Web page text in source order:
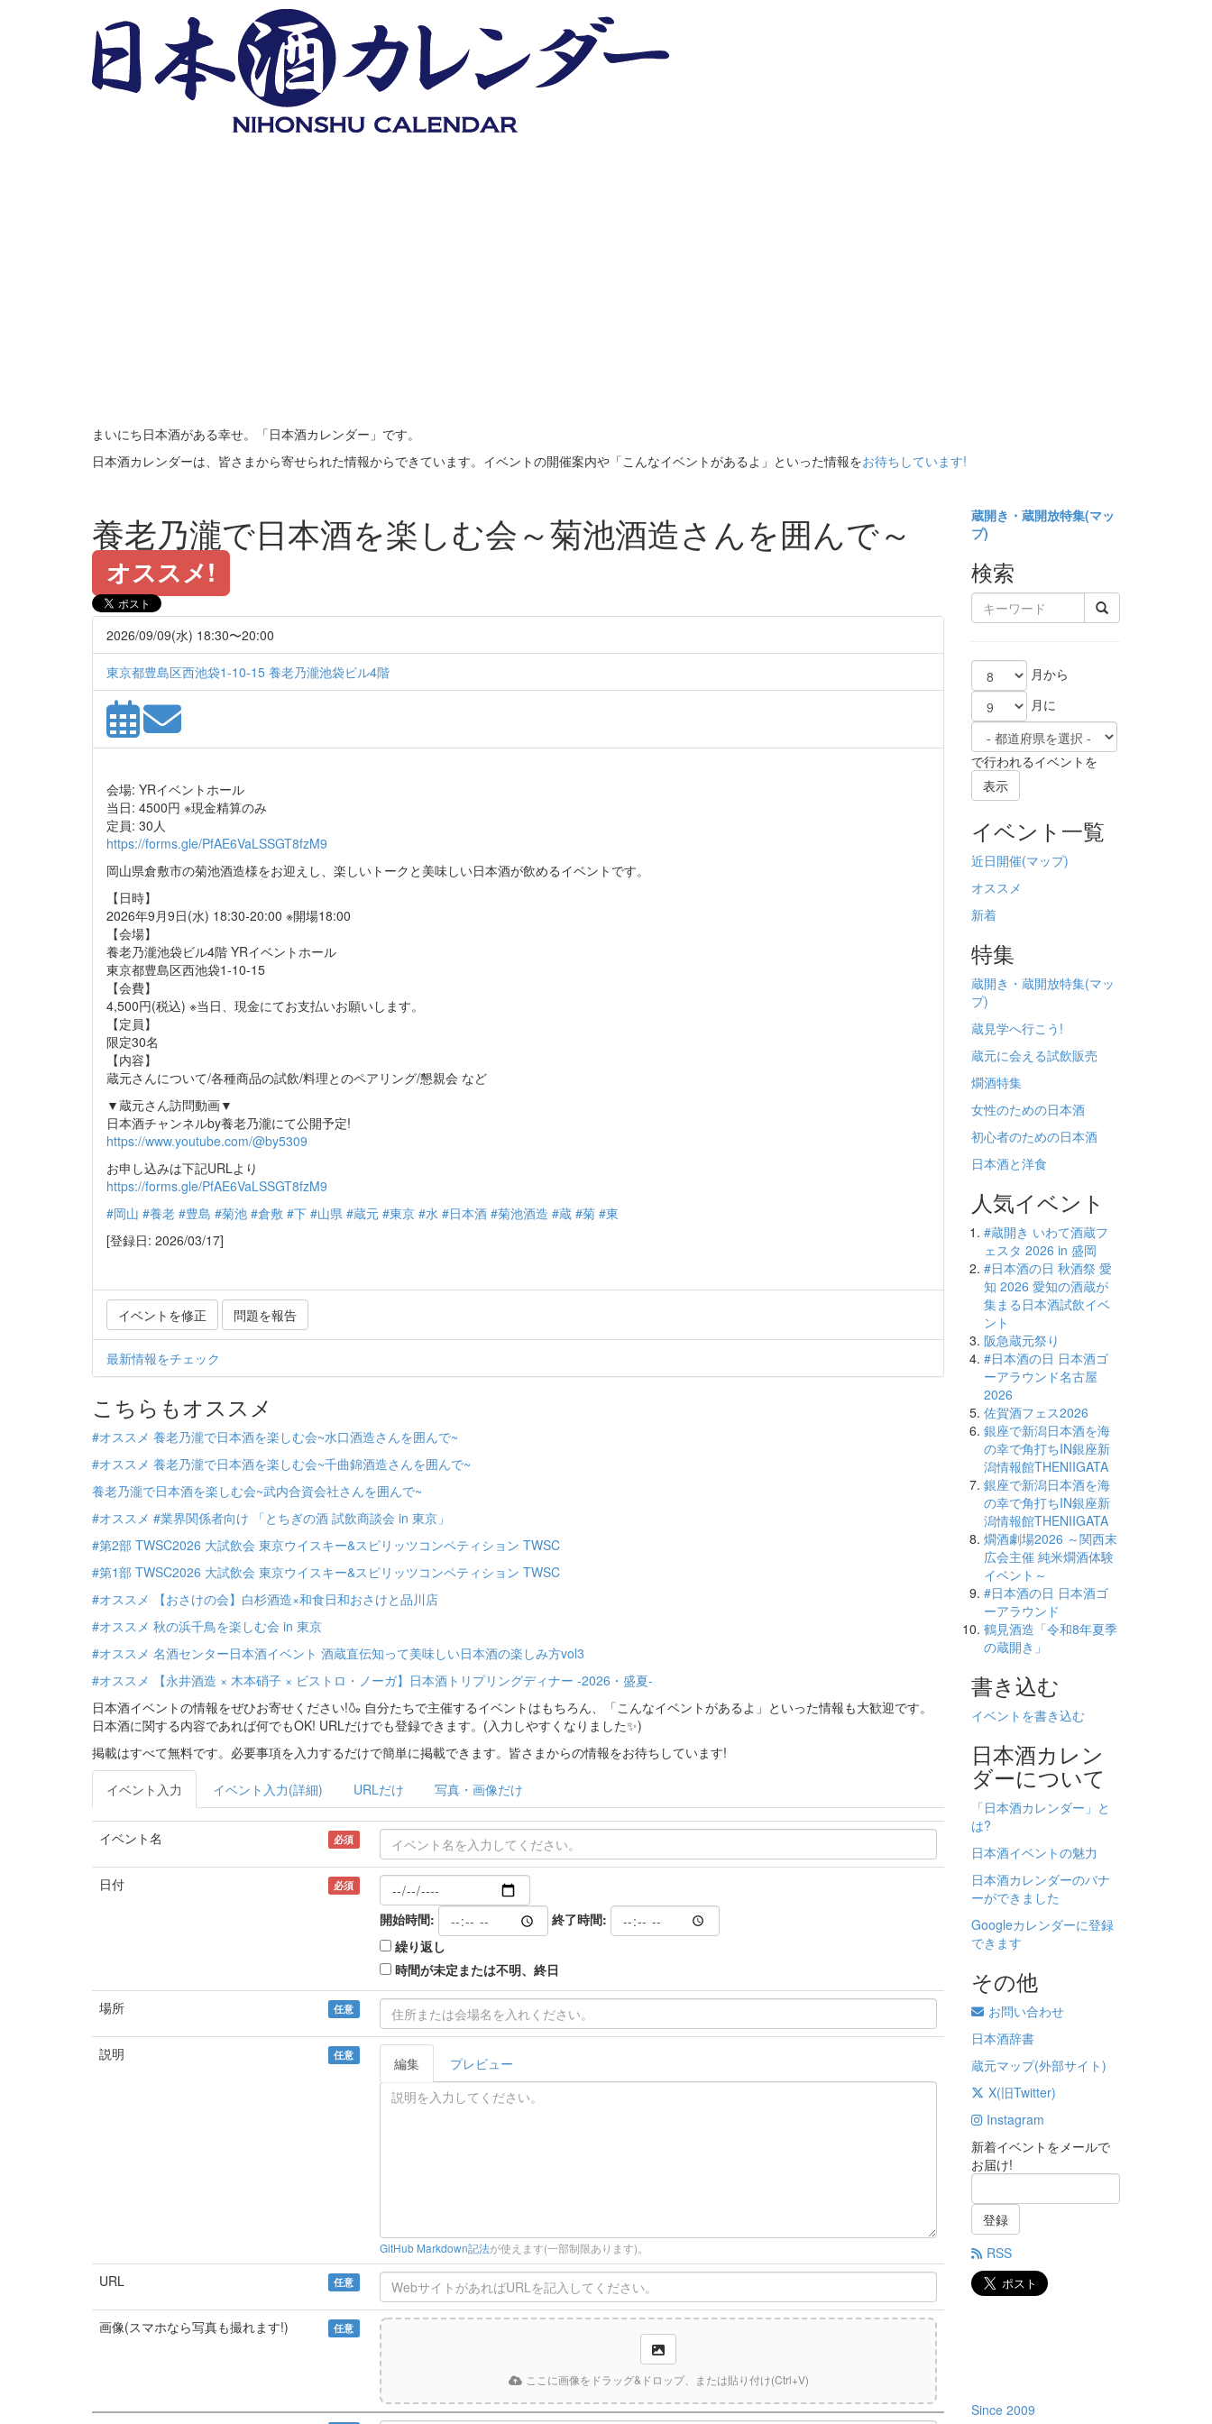
まいにち日本酒がある幸せ。「日本酒カレンダー」です。
日本酒カレンダーは、皆さまから寄せられた情報からできています。イベントの開催案内や「こんなイベントがあるよ」といった情報をお待ちしています!
養老乃瀧で日本酒を楽しむ会～菊池酒造さんを囲んで～
オススメ!
2026/09/09(水) 18:30〜20:00
東京都豊島区西池袋1-10-15 養老乃瀧池袋ビル4階
会場: YRイベントホール
当日: 4500円 ※現金精算のみ
定員: 30人
https://forms.gle/PfAE6VaLSSGT8fzM9
岡山県倉敷市の菊池酒造様をお迎えし、楽しいトークと美味しい日本酒が飲めるイベントです。
【日時】
2026年9月9日(水) 18:30-20:00 ※開場18:00
【会場】
養老乃瀧池袋ビル4階 YRイベントホール
東京都豊島区西池袋1-10-15
【会費】
4,500円(税込) ※当日、現金にてお支払いお願いします。
【定員】
限定30名
【内容】
蔵元さんについて/各種商品の試飲/料理とのペアリング/懇親会 など
▼蔵元さん訪問動画▼
日本酒チャンネルby養老乃瀧にて公開予定!
https://www.youtube.com/@by5309
お申し込みは下記URLより
https://forms.gle/PfAE6VaLSSGT8fzM9
#岡山 #養老 #豊島 #菊池 #倉敷 #下 #山県 #蔵元 #東京 #水 #日本酒 #菊池酒造 #蔵 #菊 #東
[登録日: 2026/03/17]
イベントを修正 問題を報告
最新情報をチェック
こちらもオススメ
#オススメ 養老乃瀧で日本酒を楽しむ会~水口酒造さんを囲んで~
#オススメ 養老乃瀧で日本酒を楽しむ会~千曲錦酒造さんを囲んで~
養老乃瀧で日本酒を楽しむ会~武内合資会社さんを囲んで~
#オススメ #業界関係者向け 「とちぎの酒 試飲商談会 in 東京」
#第2部 TWSC2026 大試飲会 東京ウイスキー&スピリッツコンペティション TWSC
#第1部 TWSC2026 大試飲会 東京ウイスキー&スピリッツコンペティション TWSC
#オススメ 【おさけの会】白杉酒造×和食日和おさけと品川店
#オススメ 秋の浜千鳥を楽しむ会 in 東京
#オススメ 名酒センター日本酒イベント 酒蔵直伝知って美味しい日本酒の楽しみ方vol3
#オススメ 【永井酒造 × 木本硝子 × ビストロ・ノーガ】日本酒トリプリングディナー -2026・盛夏-
日本酒イベントの情報をぜひお寄せください!🍶 自分たちで主催するイベントはもちろん、「こんなイベントがあるよ」といった情報も大歓迎です。
日本酒に関する内容であれば何でもOK! URLだけでも登録できます。(入力しやすくなりました✨)
掲載はすべて無料です。必要事項を入力するだけで簡単に掲載できます。皆さまからの情報をお待ちしています!
イベント入力 イベント入力(詳細) URLだけ 写真・画像だけ
イベント名 必須
日付 必須
開始時間:
終了時間:
繰り返し
時間が未定または不明、終日
場所 任意
説明 任意 編集 プレビュー
GitHub Markdown記法が使えます(一部制限あります)。
URL 任意
画像(スマホなら写真も撮れます!) 任意
ここに画像をドラッグ&ドロップ、または貼り付け(Ctrl+V)
蔵開き・蔵開放特集(マッ
プ)
検索
月から
月に
で行われるイベントを
表示
イベント一覧
近日開催(マップ)
オススメ
新着
特集
蔵開き・蔵開放特集(マッ
プ)
蔵見学へ行こう!
蔵元に会える試飲販売
燗酒特集
女性のための日本酒
初心者のための日本酒
日本酒と洋食
人気イベント
#蔵開き いわて酒蔵フ
ェスタ 2026 in 盛岡
#日本酒の日 秋酒祭 愛
知 2026 愛知の酒蔵が
集まる日本酒試飲イベ
ント
阪急蔵元祭り
#日本酒の日 日本酒ゴ
ーアラウンド名古屋
2026
佐賀酒フェス2026
銀座で新潟日本酒を海
の幸で角打ちIN銀座新
潟情報館THENIIGATA
銀座で新潟日本酒を海
の幸で角打ちIN銀座新
潟情報館THENIIGATA
燗酒劇場2026 ～関西末
広会主催 純米燗酒体験
イベント～
#日本酒の日 日本酒ゴ
ーアラウンド
鶴見酒造「令和8年夏季
の蔵開き」
書き込む
イベントを書き込む
日本酒カレン
ダーについて
「日本酒カレンダー」と
は?
日本酒イベントの魅力
日本酒カレンダーのバナ
ーができました
Googleカレンダーに登録
できます
その他
お問い合わせ
日本酒辞書
蔵元マップ(外部サイト)
X(旧Twitter)
Instagram
新着イベントをメールで
お届け!
登録
RSS
Since 2009